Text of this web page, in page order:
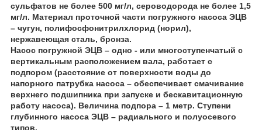
сульфатов не более 500 мг/л, сероводорода не более 1,5
мг/л. Материал проточной части погружного насоса ЭЦВ
– чугун, полифосфонитрилхлорид (норил),
нержавеющая сталь, бронза.
Насос погружной ЭЦВ – одно - или многоступенчатый с
вертикальным расположением вала, работает с
подпором (расстояние от поверхности воды до
напорного патрубка насоса – обеспечивает смачивание
верхнего подшипника при запуске и бескавитационную
работу насоса). Величина подпора – 1 метр. Ступени
глубинного насоса ЭЦВ – радиального и полуосевого
типов.